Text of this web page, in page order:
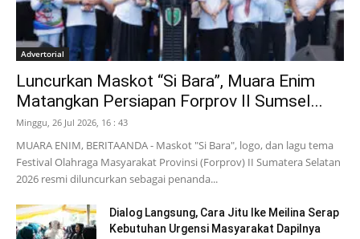
Advertorial
Luncurkan Maskot “Si Bara”, Muara Enim
Matangkan Persiapan Forprov II Sumsel...
Minggu, 26 Jul 2026, 16 : 43
MUARA ENIM, BERITAANDA - Maskot "Si Bara", logo, dan lagu tema
Festival Olahraga Masyarakat Provinsi (Forprov) II Sumatera Selatan
2026 resmi diluncurkan sebagai penanda...
Dialog Langsung, Cara Jitu Ike Meilina Serap
Kebutuhan Urgensi Masyarakat Dapilnya